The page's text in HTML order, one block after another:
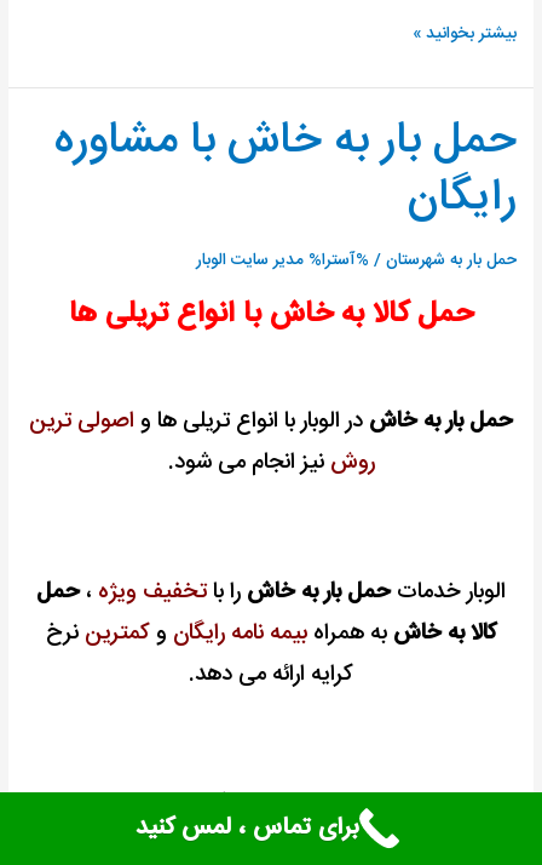
بیشتر بخوانید »
حمل بار به خاش با مشاوره
رایگان
حمل بار به شهرستان/ %آسترا% مدیر سایت الوبار
حمل کالا به خاش با انواع تریلی ها
حمل بار به خاش در الوبار با انواع تریلی ها و اصولی ترین
روشنیز انجام می شود.
الوبار خدماتحمل بار به خاش را باتخفیف ویژه ،حمل
کالا به خاش به همراهبیمه نامه رایگان وکمترین نرخ
کرایه ارائه می دهد.
شرکت الوبار متخصص درحمل کالا به خاشو استان
سیستان و بلوچستان می باشد و خدمات خود را در
حمل
بار
خاش
مشاوره
برای تماس ، لمس کنید